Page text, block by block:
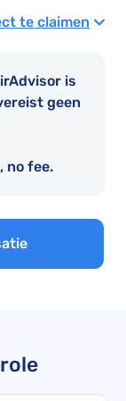
te claimen
is
geen
no fee.